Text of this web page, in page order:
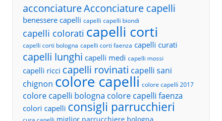
acconciatureAcconciature capelli
benessere capelli capelli capelli biondi
capelli colorati capelli corti
capelli corti bologna capelli corti faenza capelli curati
capelli lunghi capelli medi capelli mossi
capelli ricci capelli rovinati capelli sani
chignon colore capelli colore capelli 2017
colore capelli bologna colore capelli faenza
colori capelli consigli parrucchieri